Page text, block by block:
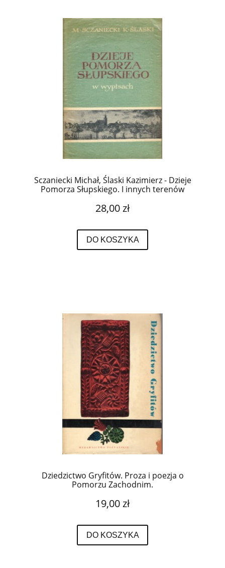
Sczaniecki Michał, Ślaski Kazimierz - Dzieje
Pomorza Słupskiego. I innych terenów
województwa koszalińskiego. W wypisach.
28,00 zł
DO KOSZYKA
Dziedzictwo Gryfitów. Proza i poezja o
Pomorzu Zachodnim.
19,00 zł
DO KOSZYKA